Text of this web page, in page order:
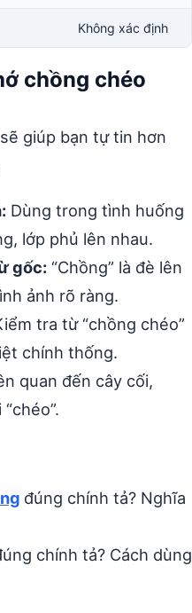
Không xác định
chồng chéo
giúp bạn tự tin hơn
Dùng trong tình huống
lớp phủ lên nhau.
gốc: “Chồng” là đè lên
ảnh rõ ràng.
tra từ “chồng chéo”
chính thống.
quan đến cây cối,
đúng chính tả? Nghĩa
chính tả? Cách dùng